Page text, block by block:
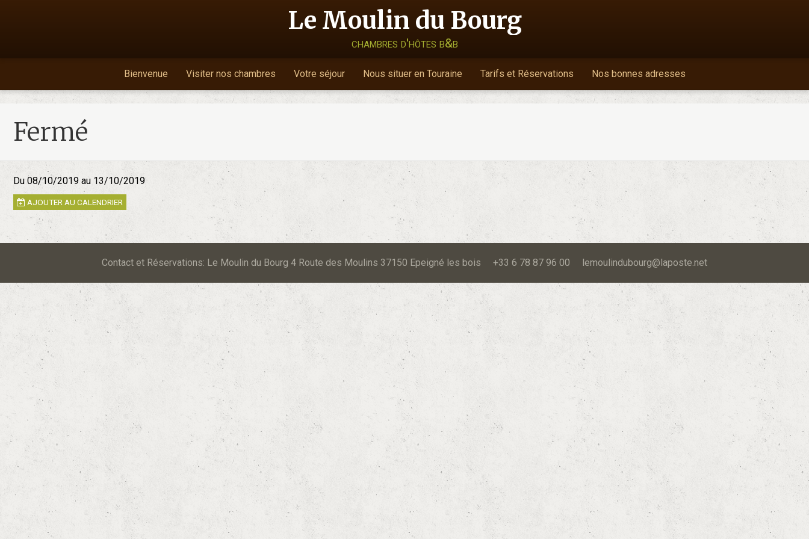
Le Moulin du Bourg
chambres d'hôtes b&b
Bienvenue Visiter nos chambres Votre séjour Nous situer en Touraine Tarifs et Réservations Nos bonnes adresses
Fermé
Du 08/10/2019 au 13/10/2019
AJOUTER AU CALENDRIER
Contact et Réservations: Le Moulin du Bourg 4 Route des Moulins 37150 Epeigné les bois +33 6 78 87 96 00 lemoulindubourg@laposte.net